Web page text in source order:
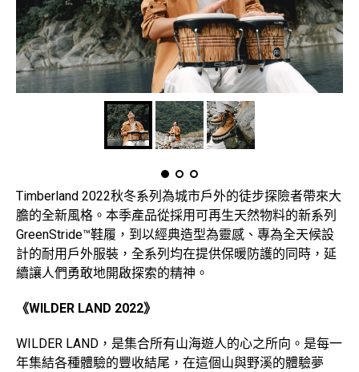
Timberland 2022秋冬系列為城市戶外的徒步探險者帶來大
膽的全新風格。本季產品從採用可再生天然物料的新系列
GreenStride™鞋履，到以經典造型為靈感、專為全天候設
計的耐用戶外服裝，全系列均在提供保暖防護的同時，延
續讓人們勇敢地開啟探索的精神。
《WILDER LAND 2022》
WILDER LAND，是集合所有山海遊人的心之所向。是每一
年集結各種體驗的豐收結尾，在這個山與野溪的體驗夢